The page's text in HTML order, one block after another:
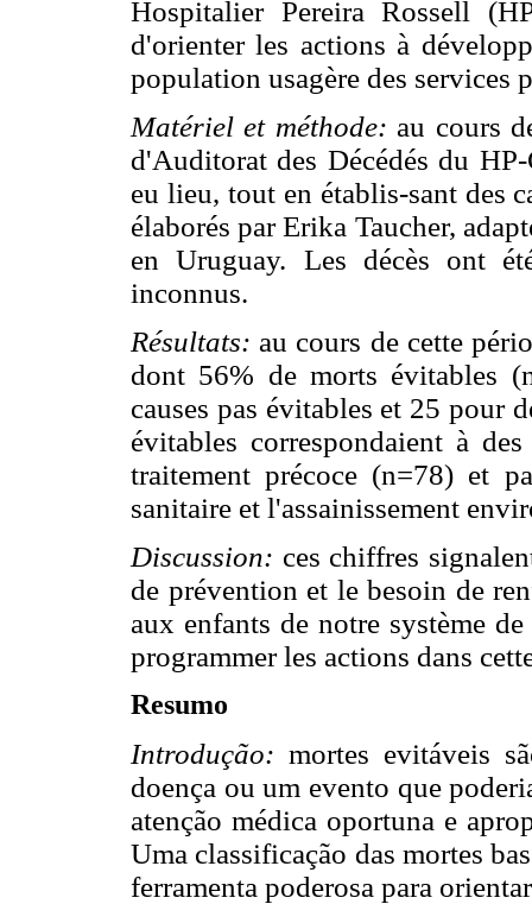
Hospitalier Pereira Rossell
d'orienter les actions à
population usagère des services
Matériel et méthode: au cours
d'Auditorat des Décédés du
eu lieu, tout en établis-sant des
élaborés par Erika Taucher,
en Uruguay. Les décès ont
inconnus.
Résultats: au cours de cette
dont 56% de morts évitables
causes pas évitables et 25 pour
évitables correspondaient à
traitement précoce (n=78) et
sanitaire et l'assainissement
Discussion: ces chiffres
de prévention et le besoin de
aux enfants de notre système
programmer les actions dans
Resumo
Introdução: mortes evitáveis
doença ou um evento que
atenção médica oportuna e
Uma classificação das mortes
ferramenta poderosa para